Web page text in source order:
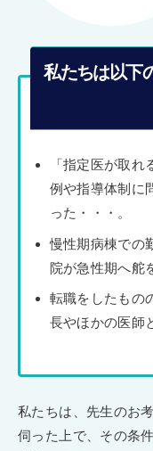
私たちは以下
「指定医が取
例や指導体制に
った・・・。
慢性期病棟での
院が急性期へ舵
転職をしたもの
長やほかの医師
私たちは、先生のお
伺った上で、その条